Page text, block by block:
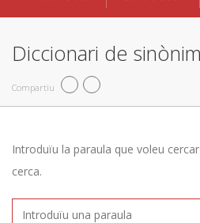
Diccionari de
Compartiu
Introduïu la paraula que voleu
cerca.